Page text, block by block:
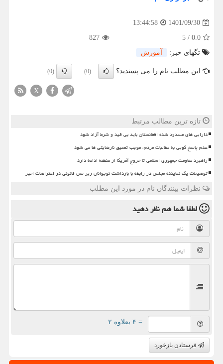
1401/09/30
13:44:58
0.0
/
5
827
تگهای خبر:
آموزش
این مطلب نام را می پسندید؟ (0)
(0)
X
تازه ترین مطالب مرتبط
دارایی های مسدود شده افغانستان باید بی قید و شرط آزاد شود
عدم پاسخ گویی به مطالبات مردم، موجب تعمیق نارضایتی ها می شود
راهبرد مقاومت جمهوری اسلامی تا خروج آمریکا از منطقه ادامه دارد
توضیحات یک نماینده مجلس در رابطه با بازداشت نوجوانان زیر سن قانونی در اعتراضات اخیر
نظرات بینندگان نام در مورد این مطلب
لطفا شما همنظر دهید
= ۴ بعلاوه ۲
فرستادن بازخورد